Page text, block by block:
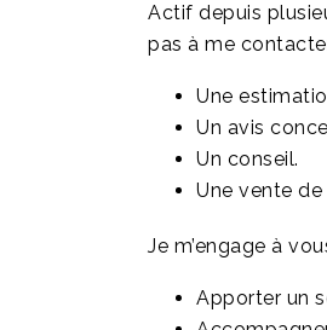
Actif depuis
pas à me
Une
Un avis
Un conseil.
Une vente
Je m’engage à
Apporter un